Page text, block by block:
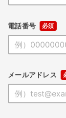
電話番号
メールアドレス